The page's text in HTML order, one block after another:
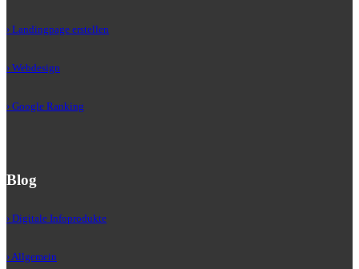
› Landingpage erstellen
› Webdesign
› Google Ranking
Blog
› Digitale Infoprodukte
› Allgemein